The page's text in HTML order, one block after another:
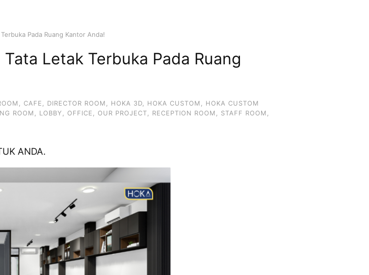
Pada Ruang Kantor Anda!
Letak Terbuka Pada Ruang
CAFE DIRECTOR ROOM HOKA 3D HOKA CUSTOM
HOKA CUSTOM
ROOM LOBBY OFFICE OUR PROJECT RECEPTION ROOM STAFF ROOM
ANDA.